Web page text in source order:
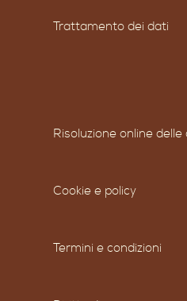
Trattamento dei dati
Risoluzione online
Cookie e policy
Termini e condizioni